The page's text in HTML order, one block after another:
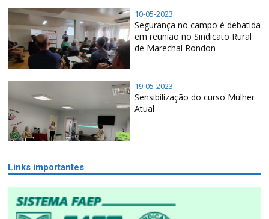
10-05-2023
Segurança no campo é debatida
em reunião no Sindicato Rural
de Marechal Rondon
19-05-2023
Sensibilização do curso Mulher
Atual
Links importantes